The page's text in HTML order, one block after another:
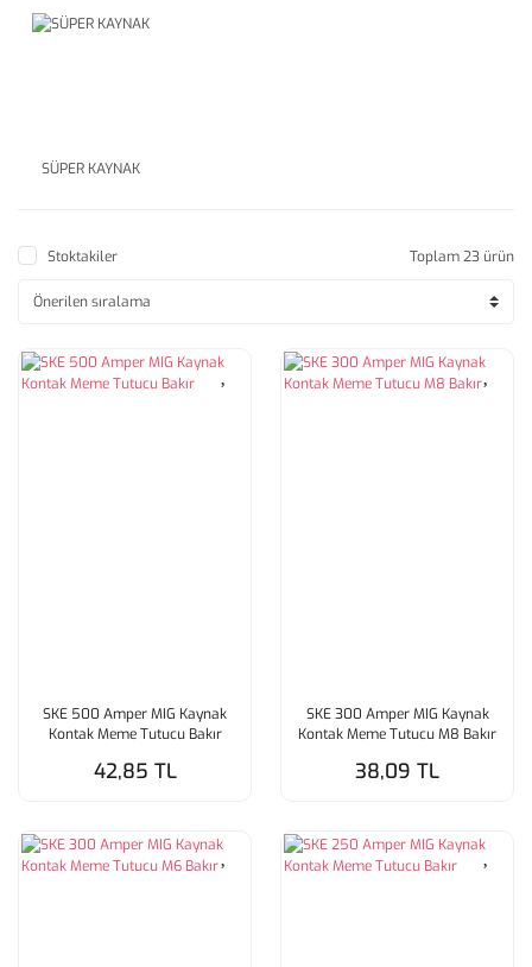
SÜPER KAYNAK
Stoktakiler Toplam 23 ürün
SKE 500 Amper MIG Kaynak
Kontak Meme Tutucu Bakır
42,85 TL
SKE 300 Amper MIG Kaynak
Kontak Meme Tutucu M8 Bakır
38,09 TL